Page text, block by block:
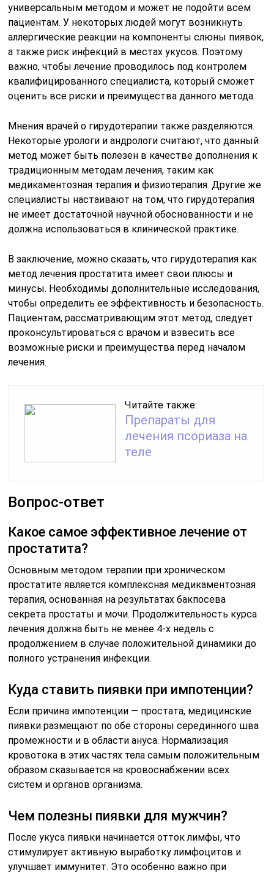
универсальным методом и может не подойти всем
пациентам. У некоторых людей могут возникнуть
аллергические реакции на компоненты слюны пиявок,
а также риск инфекций в местах укусов. Поэтому
важно, чтобы лечение проводилось под контролем
квалифицированного специалиста, который сможет
оценить все риски и преимущества данного метода.
Мнения врачей о гирудотерапии также разделяются.
Некоторые урологи и андрологи считают, что данный
метод может быть полезен в качестве дополнения к
традиционным методам лечения, таким как
медикаментозная терапия и физиотерапия. Другие же
специалисты настаивают на том, что гирудотерапия
не имеет достаточной научной обоснованности и не
должна использоваться в клинической практике.
В заключение, можно сказать, что гирудотерапия как
метод лечения простатита имеет свои плюсы и
минусы. Необходимы дополнительные исследования,
чтобы определить ее эффективность и безопасность.
Пациентам, рассматривающим этот метод, следует
проконсультироваться с врачом и взвесить все
возможные риски и преимущества перед началом
лечения.
Читайте также:
Препараты для
лечения псориаза на
теле
Вопрос-ответ
Какое самое эффективное лечение от
простатита?
Основным методом терапии при хроническом
простатите является комплексная медикаментозная
терапия, основанная на результатах бакпосева
секрета простаты и мочи. Продолжительность курса
лечения должна быть не менее 4-х недель с
продолжением в случае положительной динамики до
полного устранения инфекции.
Куда ставить пиявки при импотенции?
Если причина импотенции — простата, медицинские
пиявки размещают по обе стороны серединного шва
промежности и в области ануса. Нормализация
кровотока в этих частях тела самым положительным
образом сказывается на кровоснабжении всех
систем и органов организма.
Чем полезны пиявки для мужчин?
После укуса пиявки начинается отток лимфы, что
стимулирует активную выработку лимфоцитов и
улучшает иммунитет. Это особенно важно при